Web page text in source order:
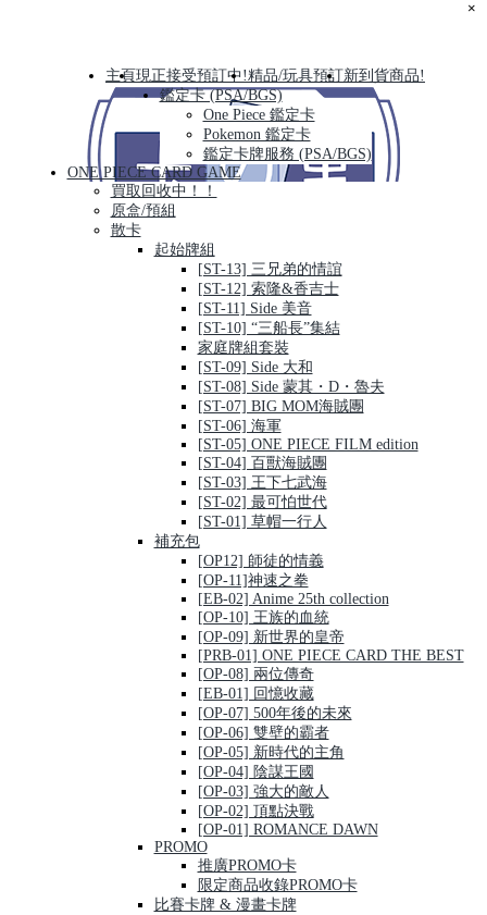
主頁現正接受預訂中!精品/玩具預訂新到貨商品!
鑑定卡 (PSA/BGS)
One Piece 鑑定卡
Pokemon 鑑定卡
鑑定卡牌服務 (PSA/BGS)
ONE PIECE CARD GAME
買取回收中！！
原盒/預組
散卡
起始牌組
[ST-13] 三兄弟的情誼
[ST-12] 索隆&香吉士
[ST-11] Side 美音
[ST-10] “三船長”集結
家庭牌組套裝
[ST-09] Side 大和
[ST-08] Side 蒙其・D・魯夫
[ST-07] BIG MOM海賊團
[ST-06] 海軍
[ST-05] ONE PIECE FILM edition
[ST-04] 百獸海賊團
[ST-03] 王下七武海
[ST-02] 最可怕世代
[ST-01] 草帽一行人
補充包
[OP12] 師徒的情義
[OP-11]神速之拳
[EB-02] Anime 25th collection
[OP-10] 王族的血統
[OP-09] 新世界的皇帝
[PRB-01] ONE PIECE CARD THE BEST
[OP-08] 兩位傳奇
[EB-01] 回憶收藏
[OP-07] 500年後的未來
[OP-06] 雙壁的霸者
[OP-05] 新時代的主角
[OP-04] 陰謀王國
[OP-03] 強大的敵人
[OP-02] 頂點決戰
[OP-01] ROMANCE DAWN
PROMO
推廣PROMO卡
限定商品收錄PROMO卡
比賽卡牌 & 漫畫卡牌
×